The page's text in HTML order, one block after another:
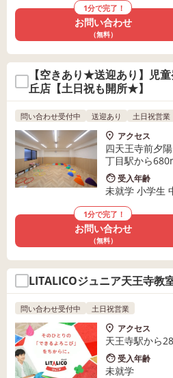
1分で完了！
お問い合わせ
（無料）
【空きあり★送迎あり】児
丘店【土日祝も開所★】
問い合わせ受付中 送迎あり 土日祝営業
アクセス
四天王寺前夕
丁目駅から
受入年齢
未就学 小学生
1分で完了！
お問い合わせ
（無料）
LITALICOジュニア天王寺教
問い合わせ受付中 土日祝営業
アクセス
天王寺駅から
受入年齢
未就学